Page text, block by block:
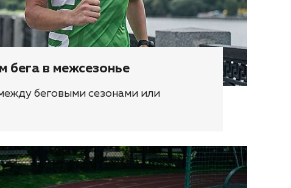
бега в межсезонье
беговыми сезонами или